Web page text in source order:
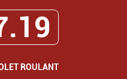
ROULANT